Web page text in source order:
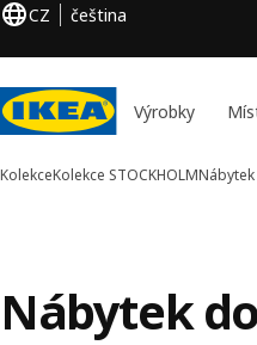
CZ čeština
Výrobky
KolekceKolekce STOCKHOLMNábytek
Nábytek